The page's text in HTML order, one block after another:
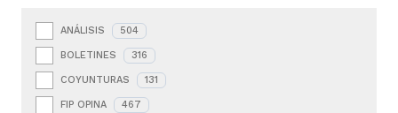
ANÁLISIS 504
BOLETINES 316
COYUNTURAS 131
FIP OPINA 467